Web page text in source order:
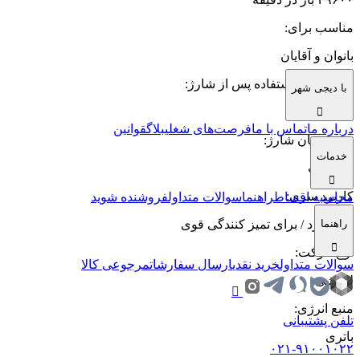
مناسب برای:
بانوان و آقایان
مدت زمان استفاده پس از شارژ :
مدت زمان شارژ :
کاربرد سری:
استاندارد / برای تمیز کنندگی قوی
نوع حرکت:
لرزشی
منبع انرژی:
باتری
با دیجی شهر
درباره ماتماس با مافرصت‌های شغلیبلاگقوانین
خدمات
محاسبه اقساطراهنماسوالات متداولفروشنده شوید
راهنما
سوالات متداولخرید نقدیارسال سفارشاتمرجوعی کالا
تلفن پشتیبانی
۰۲۱-۹۱۰۰۱۰۲۲